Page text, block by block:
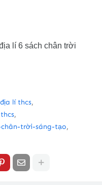
lí 6 sách chân trời
lí thcs
trời-sáng-tạo